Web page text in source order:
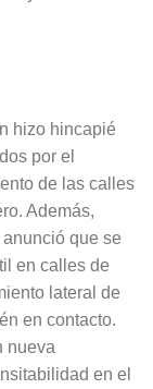
hizo hincapié
por el
de las calles
Además,
que se
en calles de
lateral de
en contacto.
nueva
en el